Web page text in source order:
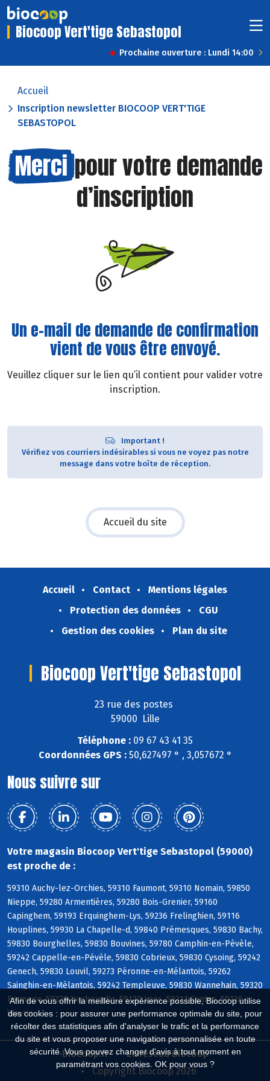
Afin de vous offrir la meilleure expérience possible, Biocoop utilise
des cookies : pour assurer une performance optimale du site, pour
récolter des statistiques afin d'analyser le trafic et la performance
du site et vous proposer une navigation personnalisée en toute
sécurité. Vous pouvez changer d'avis à tout moment en
paramétrant vos cookies. OK pour vous ?
Biocoop Vert'tige Sebastopol
Prochaine ouverture : Lundi 14:00
Accueil
Inscription newsletter BIOCOOP VERT'TIGE
SEBASTOPOL
Merci pour votre demande
d’inscription
Un e-mail de demande de confirmation
vient de vous être envoyé.
Veuillez cliquer sur le lien qu’il contient pour valider votre
inscription.
Important !
Vérifiez vos courriers indésirables si vous ne voyez pas notre
message dans votre boîte de réception.
Accueil du site
Accueil Contact
Mentions légales
Protection des données
CGU
Gestion des cookies
Plan du site
Biocoop Vert'tige Sebastopol
23 rue des postes
59000 Lille
Téléphone : 09 67 43 41 35
Coordonnées GPS :50,627497 ° , 3,057672 °
Nous suivre sur
Votre magasin Biocoop Vert'tige Sebastopol (59000)
est proche de :
59310 Auchy-lez-Orchies, 59310 Faumont, 59310 Nomain, 59850
Nieppe, 59280 Armentières, 59280 Bois-Grenier, 59160
Capinghem, 59193 Erquinghem-Lys, 59236 Frelinghien, 59116
Houplines, 59930 La Chapelle-d, 59840 Prémesques, 59830 Bachy,
59830 Bourghelles, 59830 Bouvines, 59780 Camphin-en-Pévèle,
59242 Cappelle-en-Pévèle, 59830 Cobrieux, 59830 Cysoing, 59242
Genech, 59830 Louvil, 59273 Péronne-en-Mélantois, 59262
Sainghin-en-Mélantois, 59242 Templeuve, 59830 Wannehain, 59320
Emmerin, 59320 Haubourdin, 59120 Loos, 59211 Santes, 59136
Wavrin
Biocoop.fr
Le réseau Biocoop
Copyright Biocoop 2026